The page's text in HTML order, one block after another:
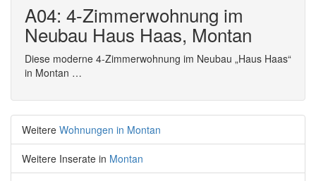
A04: 4-Zimmerwohnung im
Neubau Haus Haas, Montan
Diese moderne 4-Zimmerwohnung im Neubau „Haus Haas“
in Montan …
Weitere Wohnungen in Montan
Weitere Inserate in Montan